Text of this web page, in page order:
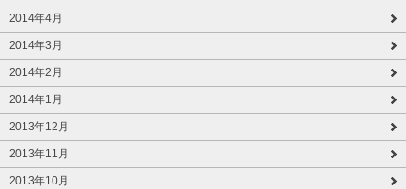
2014年4月
2014年3月
2014年2月
2014年1月
2013年12月
2013年11月
2013年10月